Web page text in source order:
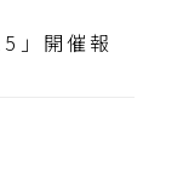
」開催報